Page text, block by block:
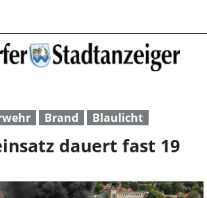
Brand Blaulicht
dauert fast 19